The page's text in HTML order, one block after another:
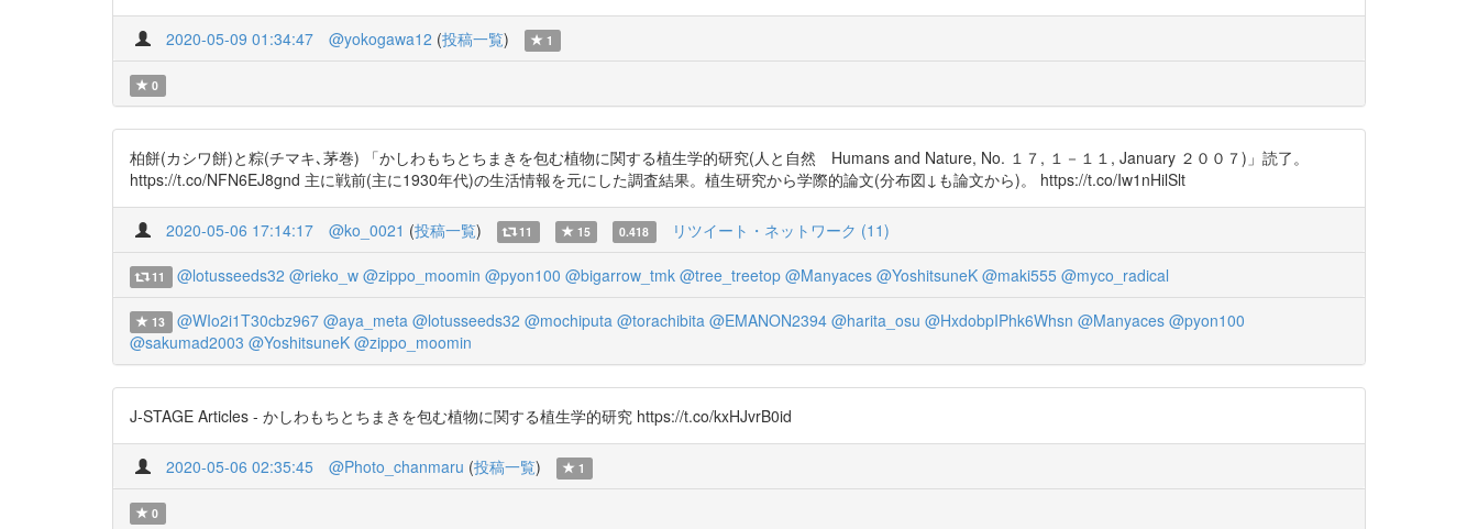
2020-05-09 01:34:47 @yokogawa12 (投稿一覧) 1
0
柏餅(カシワ餅)と粽(チマキ､茅巻) 「かしわもちとちまきを包む植物に関する植生学的研究(人と自然 Humans and Nature, No. １７, １－１１, January ２００７)」読了。
https://t.co/NFN6EJ8gnd 主に戦前(主に1930年代)の生活情報を元にした調査結果。植生研究から学際的論文(分布図↓も論文から)。 https://t.co/Iw1nHilSlt
2020-05-06 17:14:17 @ko_0021 (投稿一覧) 11 15 0.418 リツイート・ネットワーク (11)
11 @lotusseeds32 @rieko_w @zippo_moomin @pyon100 @bigarrow_tmk @tree_treetop @Manyaces @YoshitsuneK @maki555 @myco_radical
13 @WIo2i1T30cbz967 @aya_meta @lotusseeds32 @mochiputa @torachibita @EMANON2394 @harita_osu @HxdobpIPhk6Whsn @Manyaces @pyon100
@sakumad2003 @YoshitsuneK @zippo_moomin
J-STAGE Articles - かしわもちとちまきを包む植物に関する植生学的研究 https://t.co/kxHJvrB0id
2020-05-06 02:35:45 @Photo_chanmaru (投稿一覧) 1
0